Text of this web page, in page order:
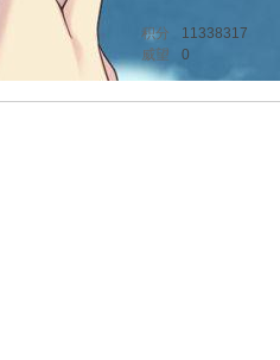
积分
11338317
威望 0